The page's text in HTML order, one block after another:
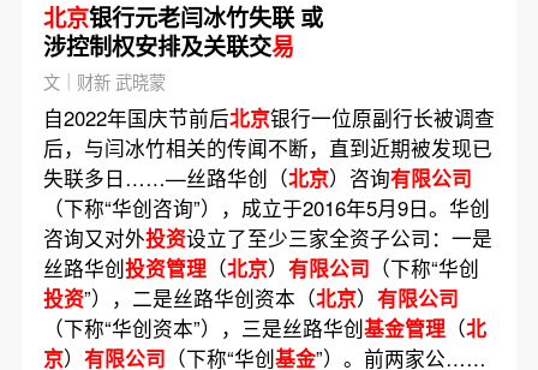
北京银行元老闫冰竹失联 或
涉控制权安排及关联交易
文｜财新 武晓蒙
自2022年国庆节前后北京银行一位原副行长被调查
后，与闫冰竹相关的传闻不断，直到近期被发现已
失联多日……—丝路华创（北京）咨询有限公司
（下称“华创咨询”），成立于2016年5月9日。华创
咨询又对外投资设立了至少三家全资子公司：一是
丝路华创投资管理（北京） 有限公司 （下称“华创
投资”），二是丝路华创资本（北京） 有限公司
（下称“华创资本”），三是丝路华创基金管理（北
京） 有限公司 （下称“华创基金”）。前两家公……